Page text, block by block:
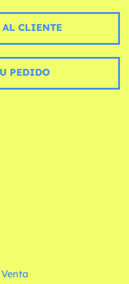
CLIENTE
PEDIDO